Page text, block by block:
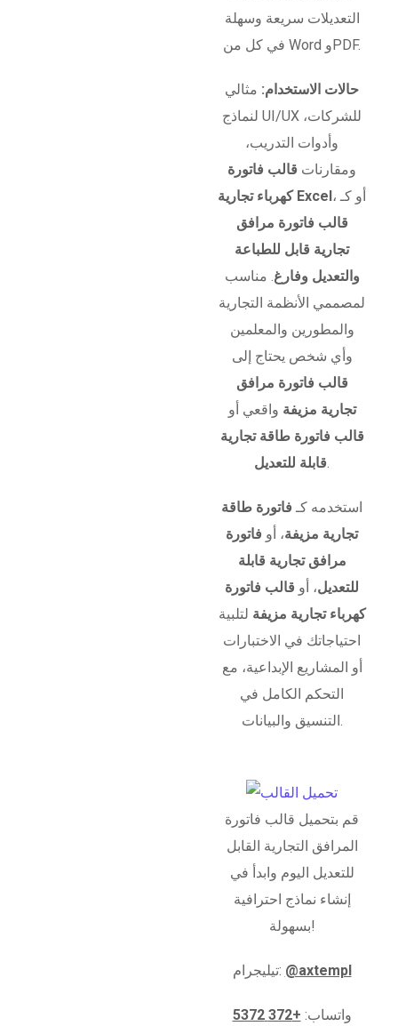
التعديلات سريعة وسهلة
في كل من Word وPDF.
حالات الاستخدام: مثالي
لنماذج UI/UX للشركات،
وأدوات التدريب،
ومقارنات قالب فاتورة
كهرباء تجارية Excel
، أو كـ
قالب فاتورة مرافق
تجارية قابل للطباعة
والتعديل وفارغ. مناسب
لمصممي الأنظمة التجارية
والمطورين والمعلمين
وأي شخص يحتاج إلى
قالب فاتورة مرافق
تجارية مزيفة واقعي أو
قالب فاتورة طاقة تجارية
قابلة للتعديل.
استخدمه كـ فاتورة طاقة
تجارية مزيفة، أو فاتورة
مرافق تجارية قابلة
للتعديل، أو قالب فاتورة
كهرباء تجارية مزيفة لتلبية
احتياجاتك في الاختبارات
أو المشاريع الإبداعية، مع
التحكم الكامل في
التنسيق والبيانات.
قم بتحميل قالب فاتورة
المرافق التجارية القابل
للتعديل اليوم وابدأ في
إنشاء نماذج احترافية
بسهولة!
تيليجرام: @axtempl
واتساب: +372 5372